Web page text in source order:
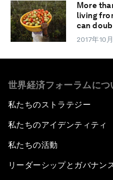
More
living
can
2017年10
世界経済フォーラムにつ
私たちのストラテジー
私たちのアイデンティティ
私たちの活動
リーダーシップとガバナン